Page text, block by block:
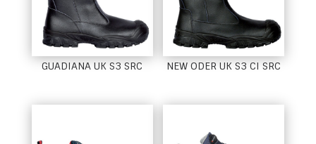
GUADIANA UK S3 SRC NEW ODER UK S3 CI SRC